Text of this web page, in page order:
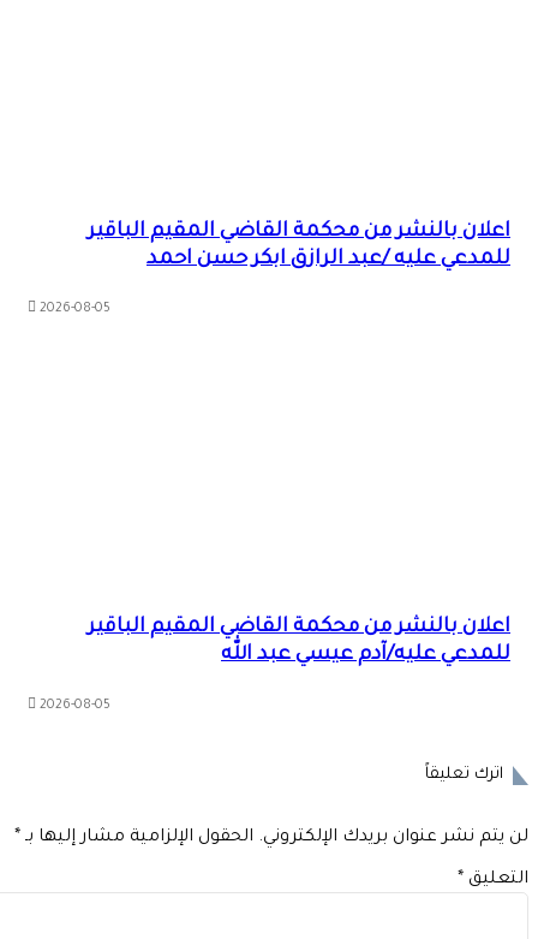
اعلان بالنشر من محكمة القاضي المقيم الباقير
للمدعي عليه /عبد الرازق ابكر حسن احمد
2026-08-05
اعلان بالنشر من محكمة القاضي المقيم الباقير
للمدعي عليه/آدم عيسي عبد الله
2026-08-05
اترك تعليقاً
يتم نشر عنوان بريدك الإلكتروني. الحقول الإلزامية مشار إليها بـ*
*